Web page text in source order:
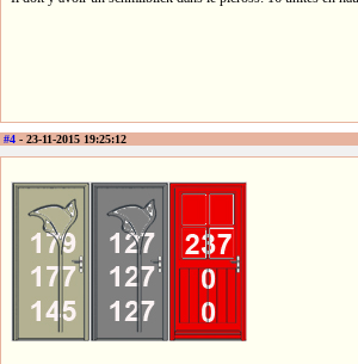
#4 - 23-11-2015 19:25:12